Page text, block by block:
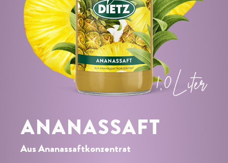
ANANASSAFT
Aus Ananassaftkonzentrat